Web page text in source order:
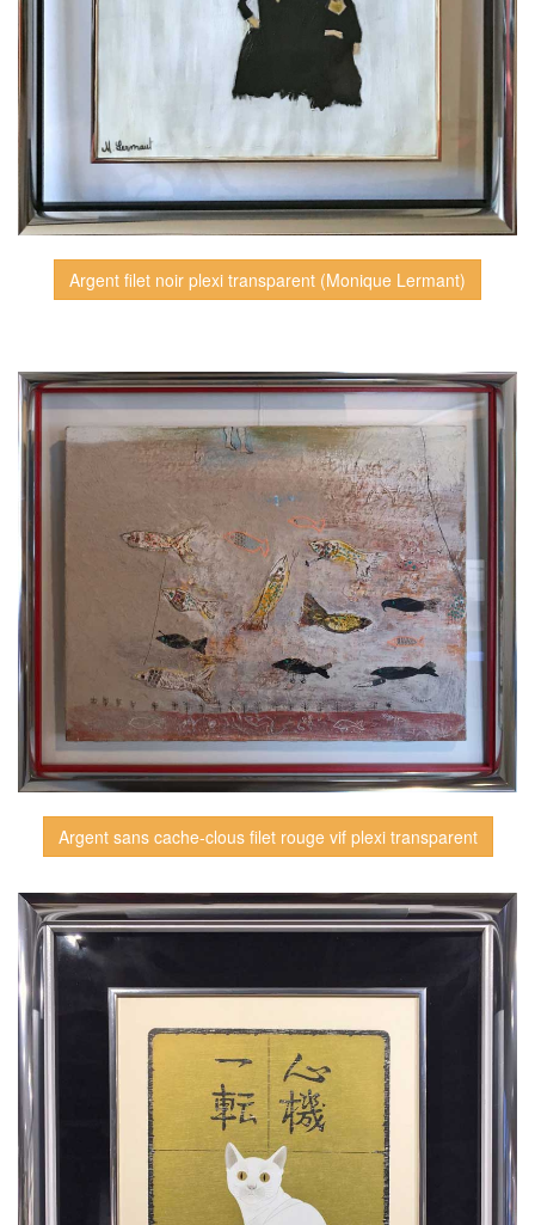
Argent filet noir plexi transparent (Monique Lermant)
Argent sans cache-clous filet rouge vif plexi transparent